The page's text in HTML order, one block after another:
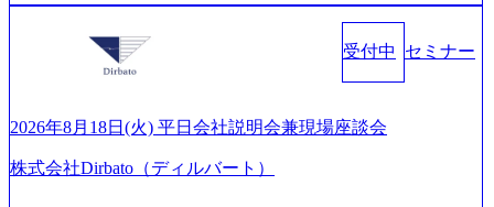
界においてはDX戦略立案、NFT等の新規事業立案を得意と
する。 - 藏満 一馬氏：アクセンチュア出身。金融業界を中
心に、DX戦略策定、新規事業立案、組織変革、規制対応等
の幅広いプロジェクトを主導する。 - 天野 善仁氏：19卒Pw
ページ (https://www.xspear.co.jp/career/interviews/) 戦略だけの
から”のコンサルの在り方 (https://www.businessinsider.jp/articl
休暇は年間24日（4月1日入社の場合）で、入社日に付与さ
れます。 年次有給休暇の残日数は、翌年度に繰り越すこと
ができます。 慶弔休暇は、事由により取得可能日数は異な
ュ休暇は、規程で定める勤続年数ごとに、連続5日のリフレ
ッシュ休暇を取得できます。 【育児や子の看護、介護など
の制度】 育児休暇： 対象：小学校1年修了時の3月31日まで
ず幅広い案件に携わりながら自己成長とキャリアの挑戦が
可能 M&Aセンター出身者3名がメインメンバーであり、経
験豊富なアドバイザーと共に働くことで、M&Aや財務アド
バイザリーなどの専門知識を獲得し、キャリアを発展させ
となり、平均3000万～4000万の年収となる 内訳としては個
成活躍させるためのナレッジシェアおよび丁寧なOJTを欠か
受付中 セミナー
2026年8月18日(火) 平日会社説明会兼現場座談会
株式会社Dirbato（ディルバート）